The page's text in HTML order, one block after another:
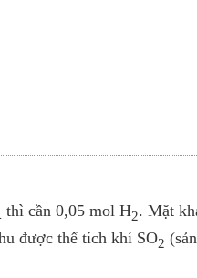
thì cần 0,05 mol H2. Mặt
được thể tích khí SO2